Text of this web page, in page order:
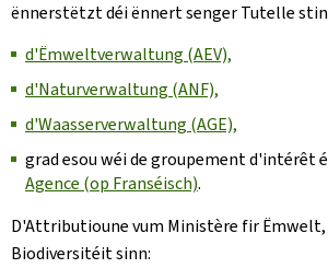
ënnerstëtzt déi ënnert senger Tutelle
d'Ëmweltverwaltung (AEV),
d'Naturverwaltung (ANF),
d'Waasserverwaltung (AGE),
grad esou wéi de groupement d'intérêt
Agence (op Franséisch).
D'Attributioune vum Ministère fir Ëmwelt,
Biodiversitéit sinn: